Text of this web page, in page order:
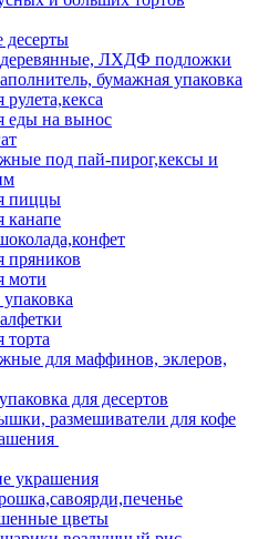
ЛХДФ подложки
бумажная упаковка
еды на вынос
под пай-пирог,кексы и
пиццы
канапе
пряников
моти
торта
для маффинов, эклеров,
для десертов
размешиватели для кофе
украшения
цветы